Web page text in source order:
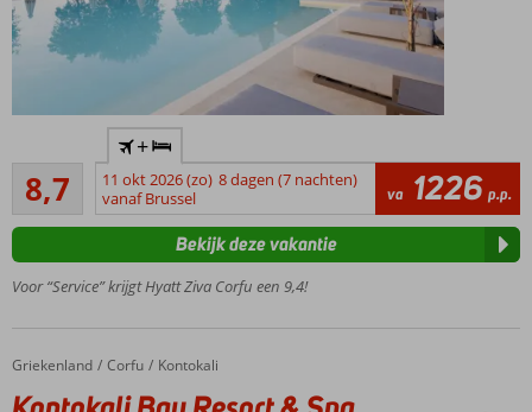
hotel
Preferred
Club met
voordelen
voor alle
inclusive
8,7
Aanrader
7
beoordelingen
+
11 okt 2026 (zo) 8 dagen (7 nachten)
vanaf Brussel
va 1226 p.p.
Voor “Service” krijgt Hyatt Ziva Corfu een 9,4!
Bekijk deze vakantie
Home
Griekenland Corfu Kontokali
Kontokali Bay Resort & Spa